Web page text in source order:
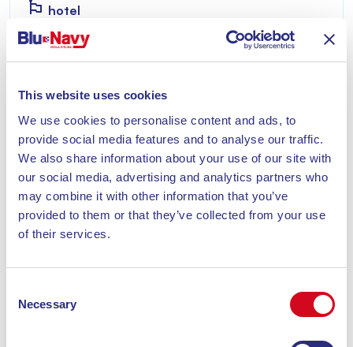
This website uses cookies
We use cookies to personalise content and ads, to
provide social media features and to analyse our traffic.
We also share information about your use of our site with
our social media, advertising and analytics partners who
may combine it with other information that you’ve
provided to them or that they’ve collected from your use
of their services.
Selection
Necessary
hotel
RESIDENCE VILLINO NEL BOSCO
un’atmosfera da favola regalandovi privacy e
comfort.